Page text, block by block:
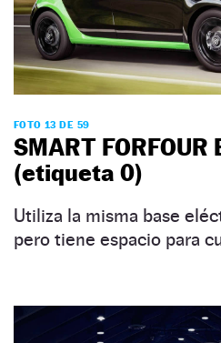
FOTO 13 DE 59
SMART
(etiqueta 0)
Utiliza la misma base
pero tiene espacio para